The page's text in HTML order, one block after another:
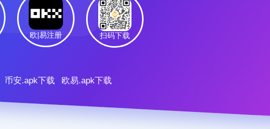
欧|易注册 扫码下载
币安.apk下载 欧易.apk下载